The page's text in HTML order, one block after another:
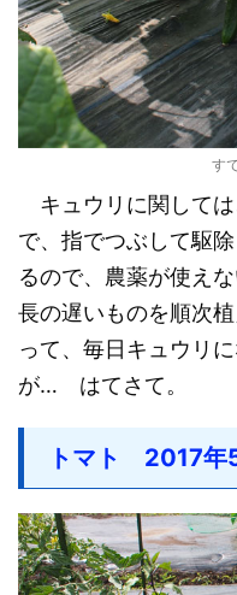
す
キュウリに関して
で、指でつぶして駆
るので、農薬が使え
長の遅いものを順次
って、毎日キュウリ
が… はてさて。
トマト 2017年